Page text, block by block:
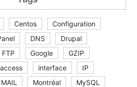
Centos
Configuration
DNS
Drupal
FTP Google
GZIP
interface
IP
MAIL Montréal
MySQL